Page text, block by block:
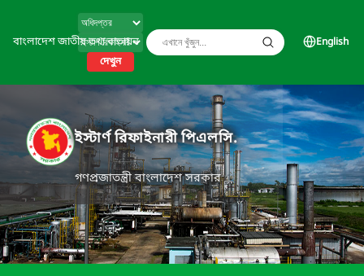
বাংলাদেশ জাতীয় তথ্য বাতায়ন
দেখুন
English
ইস্টার্ণ রিফাইনারী পিএলসি.
গণপ্রজাতন্ত্রী বাংলাদেশ সরকার